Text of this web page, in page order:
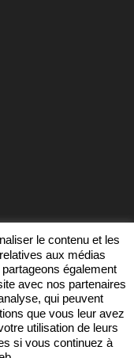
le contenu et les
aux médias
également
avec nos partenaires
qui peuvent
que vous leur avez
utilisation de leurs
si vous continuez à